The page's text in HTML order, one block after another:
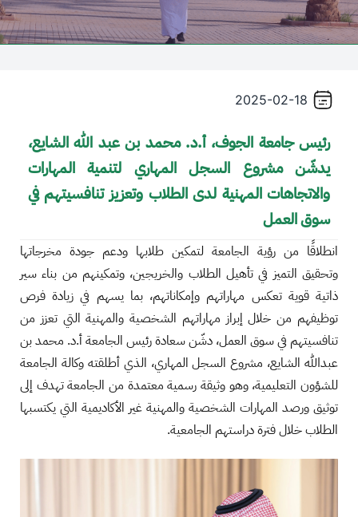
2025-02-18
رئيس جامعة الجوف، أ.د. محمد بن عبد الله الشايع،
يدشّن مشروع السجل المهاري لتنمية المهارات
والاتجاهات المهنية لدى الطلاب وتعزيز تنافسيتهم في
سوق العمل
انطلاقًا من رؤية الجامعة لتمكين طلابها ودعم جودة مخرجاتها
وتحقيق التميز في تأهيل الطلاب والخريجين، وتمكينهم من بناء سير
ذاتية قوية تعكس مهاراتهم وإمكاناتهم، بما يسهم في زيادة فرص
توظيفهم من خلال إبراز مهاراتهم الشخصية والمهنية التي تعزز من
تنافسيتهم في سوق العمل، دشّن سعادة رئيس الجامعة أ.د. محمد بن
عبدالله الشايع، مشروع السجل المهاري، الذي أطلقته وكالة الجامعة
للشؤون التعليمية، وهو وثيقة رسمية معتمدة من الجامعة تهدف إلى
توثيق ورصد المهارات الشخصية والمهنية غير الأكاديمية التي يكتسبها
الطلاب خلال فترة دراستهم الجامعية.